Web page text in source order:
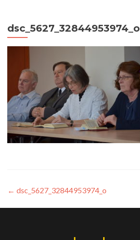
dsc_5627_32844953974_o
← dsc_5627_32844953974_o